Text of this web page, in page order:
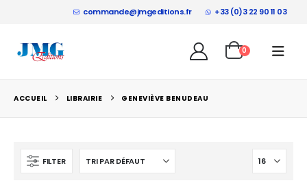
commande@jmgeditions.fr +33 (0)3 22 90 11 03
0
ACCUEIL LIBRAIRIE GENEVIÈVE BENUDEAU
FILTER